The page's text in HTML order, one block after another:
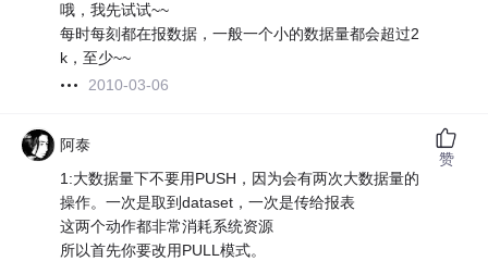
哦，我先试试~~
每时每刻都在报数据，一般一个小的数据量都会超过2
k，至少~~
2010-03-06
阿泰
1:大数据量下不要用PUSH，因为会有两次大数据量的
操作。一次是取到dataset，一次是传给报表
这两个动作都非常消耗系统资源
所以首先你要改用PULL模式。
赞